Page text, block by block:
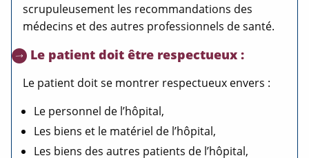
scrupuleusement les recommandations des
médecins et des autres professionnels de santé.
Le patient doit être respectueux :
Le patient doit se montrer respectueux envers :
Le personnel de l’hôpital,
Les biens et le matériel de l’hôpital,
Les biens des autres patients de l’hôpital,